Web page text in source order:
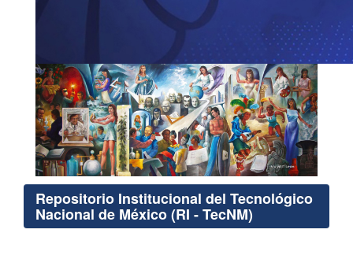
Repositorio Institucional del Tecnológico
Nacional de México (RI - TecNM)